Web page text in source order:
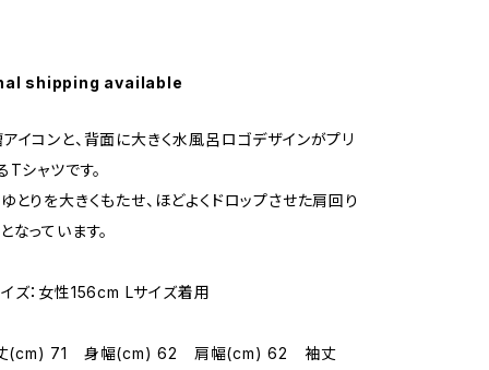
shipping available
イコンと、背面に大きく水風呂ロゴデザインがプリ
Tシャツです。
とりを大きくもたせ、ほどよくドロップさせた肩回り
なっています。
ズ：女性156cm Lサイズ着用
丈(cm) 71 身幅(cm) 62 肩幅(cm) 62 袖丈